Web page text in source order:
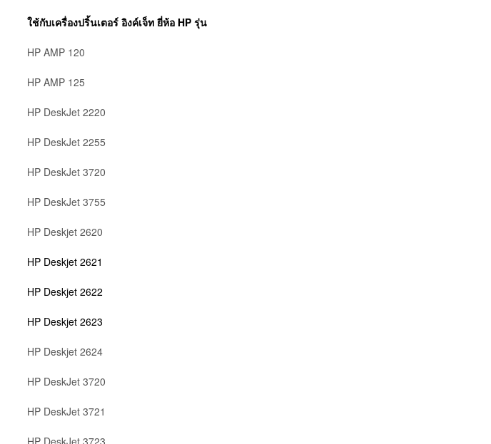
ใช้กับเครื่องปริ้นเตอร์ อิงค์เจ็ท ยี่ห้อ HPรุ่น
HP AMP 120
HP AMP 125
HP DeskJet 2220
HP DeskJet 2255
HP DeskJet 3720
HP DeskJet 3755
HP Deskjet 2620
HP Deskjet 2621
HP Deskjet 2622
HP Deskjet 2623
HP Deskjet 2624
HP DeskJet 3720
HP DeskJet 3721
HP DeskJet 3723